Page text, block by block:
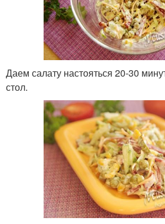
Даем салату настояться 20-30
стол.